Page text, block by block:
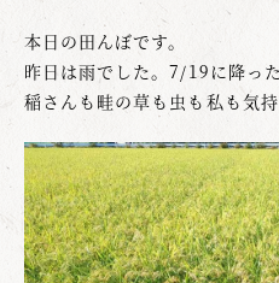
本日の田んぼです。
昨日は雨でした。7/19に降っ
稲さんも畦の草も虫も私も気持